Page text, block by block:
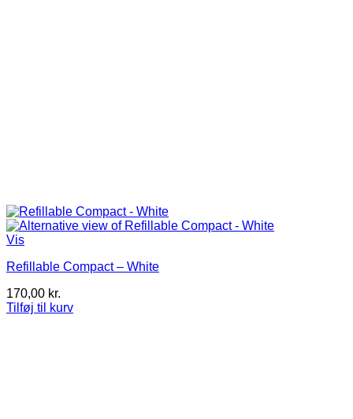
Vis
Refillable Compact – White
170,00 kr.
Tilføj til kurv